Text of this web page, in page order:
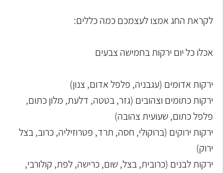
לקראת החג אמצו לעצמכם כמה כללים:
אכלו כל יום ירקות בחמישה צבעים
ירקות אדומים (עגבניה, פלפל אדום, צנון)
ירקות כתומים וצהובים (גזר, בטטה, דלעת, מלון כתום,
פלפל כתום, שעועית צהובה)
ירקות ירוקים (ברוקולי, חסה, תרד, פטרוזיליה, כרוב, בצל
ירוק)
ירקות לבנים (כרובית, בצל, שום, כרישה, לפת, קולורבי,